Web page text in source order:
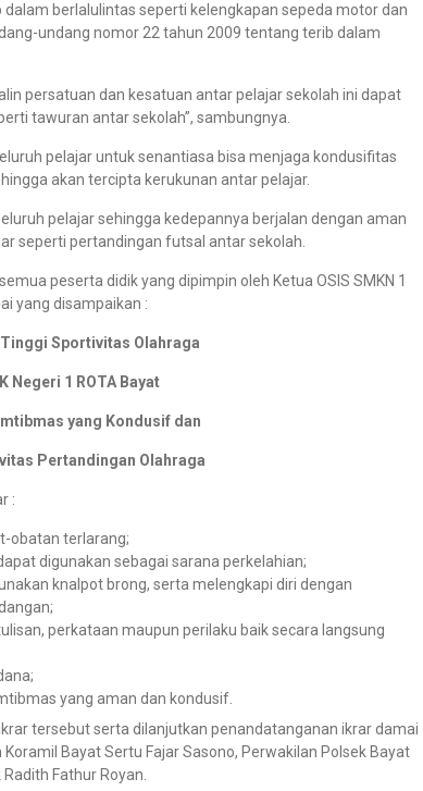
berlalulintas seperti kelengkapan sepeda motor dan
undang nomor 22 tahun 2009 tentang terib dalam
persatuan dan kesatuan antar pelajar sekolah ini dapat
tawuran antar sekolah”, sambungnya.
pelajar untuk senantiasa bisa menjaga kondusifitas
akan tercipta kerukunan antar pelajar.
pelajar sehingga kedepannya berjalan dengan aman
seperti pertandingan futsal antar sekolah.
peserta didik yang dipimpin oleh Ketua OSIS SMKN 1
yang disampaikan :
Sportivitas Olahraga
Negeri 1 ROTA Bayat
yang Kondusif dan
Pertandingan Olahraga
:
obatan terlarang;
digunakan sebagai sarana perkelahian;
knalpot brong, serta melengkapi diri dengan
perkataan maupun perilaku baik secara langsung
yang aman dan kondusif.
tersebut serta dilanjutkan penandatanganan ikrar damai
Bayat Sertu Fajar Sasono, Perwakilan Polsek Bayat
Fathur Royan.